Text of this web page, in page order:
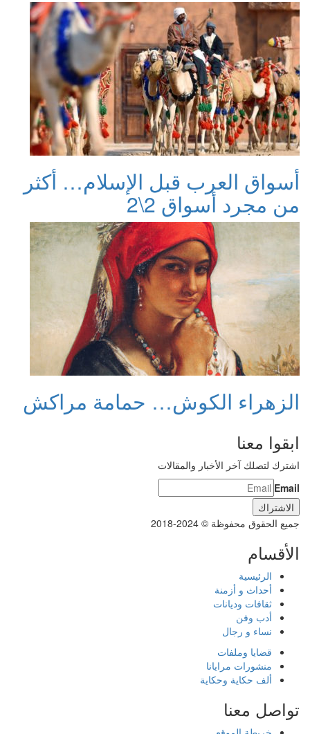
أسواق العرب قبل الإسلام… أكثر
من مجرد أسواق 2\2
الزهراء الكوش… حمامة مراكش
ابقوا معنا
اشترك لتصلك آخر الأخبار والمقالات
Email
جميع الحقوق محفوظة © 2024-2018
الأقسام
الرئيسية
أحداث و أزمنة
ثقافات وديانات
أدب وفن
نساء و رجال
قضايا وملفات
منشورات مرايانا
ألف حكاية وحكاية
تواصل معنا